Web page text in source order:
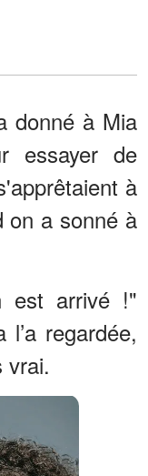
donné à Mia
essayer de
à
on a sonné à
est arrivé !"
l’a regardée,
vrai.